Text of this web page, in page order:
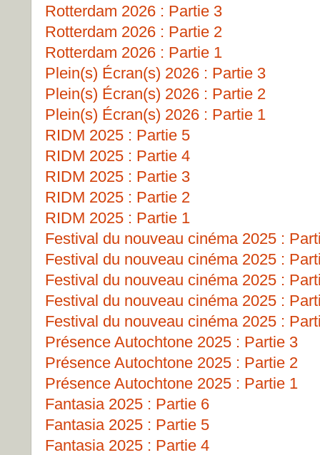
Rotterdam 2026 : Partie 3
Rotterdam 2026 : Partie 2
Rotterdam 2026 : Partie 1
Plein(s) Écran(s) 2026 : Partie 3
Plein(s) Écran(s) 2026 : Partie 2
Plein(s) Écran(s) 2026 : Partie 1
RIDM 2025 : Partie 5
RIDM 2025 : Partie 4
RIDM 2025 : Partie 3
RIDM 2025 : Partie 2
RIDM 2025 : Partie 1
Festival du nouveau cinéma 2025 :
Festival du nouveau cinéma 2025 :
Festival du nouveau cinéma 2025 :
Festival du nouveau cinéma 2025 :
Festival du nouveau cinéma 2025 :
Présence Autochtone 2025 : Partie 3
Présence Autochtone 2025 : Partie 2
Présence Autochtone 2025 : Partie 1
Fantasia 2025 : Partie 6
Fantasia 2025 : Partie 5
Fantasia 2025 : Partie 4